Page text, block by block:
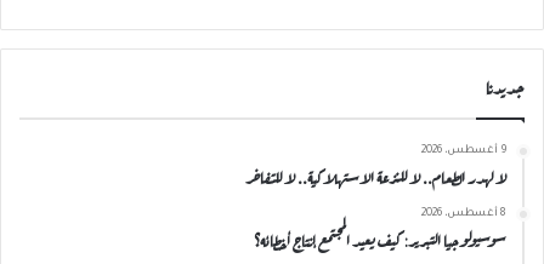
جديدنا
9 أغسطس، 2026
لا لهدر الطعام.. لا للنزعة الاستهلاكية.. لا للتفاخر
8 أغسطس، 2026
سوسيولوجيا التبرير: كيف يعيد المجتمع إنتاج أخطائه؟